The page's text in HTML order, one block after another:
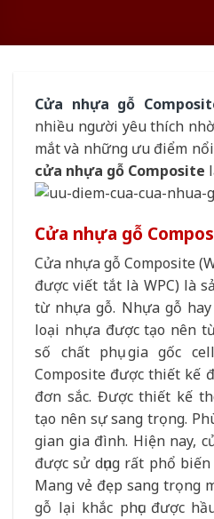
Cửa nhựa gỗ
nhiều người yêu thích
mắt và những ưu điểm
cửa nhựa gỗ Composite
Cửa nhựa gỗ
Cửa nhựa gỗ Composite
được viết tắt là WPC) là
từ nhựa gỗ. Nhựa gỗ
loại nhựa được tạo nên
số chất phụ gia gốc
Composite được thiết kế
đơn sắc. Được thiết kế
tạo nên sự sang trọng.
gian gia đình. Hiện nay,
được sử dụng rất phổ
Mang vẻ đẹp sang trọng
gỗ lại khắc phục được